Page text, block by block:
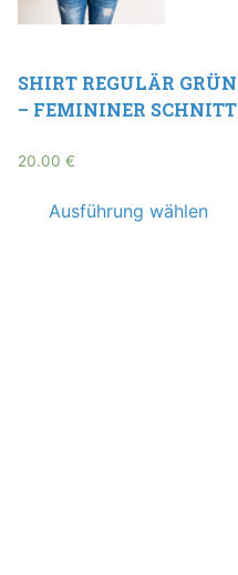
SHIRT REGULÄR GRÜN
– FEMININER SCHNITT
20.00 €
Ausführung wählen